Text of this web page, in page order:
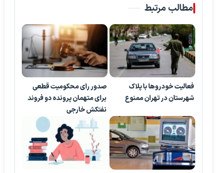
مطالب مرتبط
فعالیت خودرو‌ها با پلاک
شهرستان در تهران ممنوع
صدور رای محکومیت قطعی
برای متهمان پرونده دو فروند
نفتکش خارجی